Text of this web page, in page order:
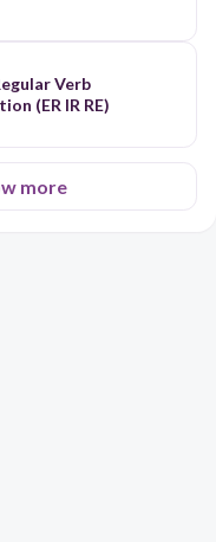
Verb
(ER IR RE)
more